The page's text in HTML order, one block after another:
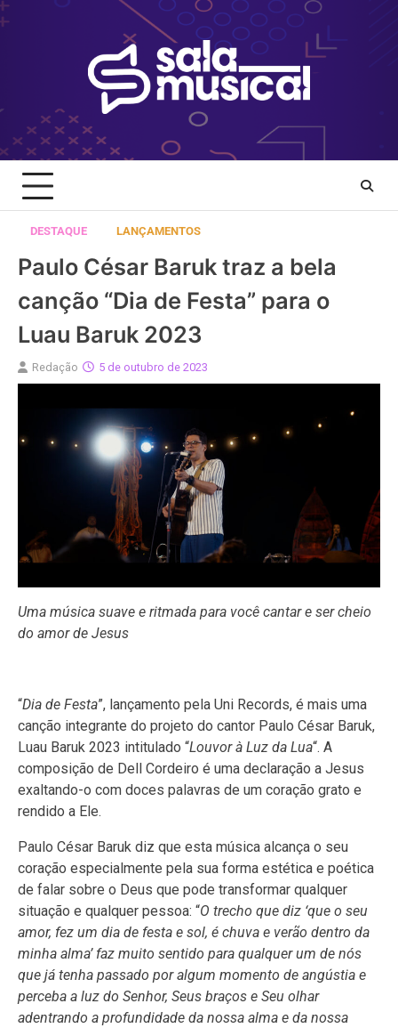
Skip
to
DESTAQUE LANÇAMENTOS
Paulo César Baruk traz a bela
canção “Dia de Festa” para o
Luau Baruk 2023
Redação 5 de outubro de 2023
Uma música suave e ritmada para você cantar e ser cheio
do amor de Jesus
“Dia de Festa”, lançamento pela Uni Records, é mais uma
canção integrante do projeto do cantor Paulo César Baruk,
Luau Baruk 2023 intitulado “Louvor à Luz da Lua“. A
composição de Dell Cordeiro é uma declaração a Jesus
exaltando-o com doces palavras de um coração grato e
rendido a Ele.
Paulo César Baruk diz que esta música alcança o seu
coração especialmente pela sua forma estética e poética
de falar sobre o Deus que pode transformar qualquer
situação e qualquer pessoa: “O trecho que diz ‘que o seu
amor, fez um dia de festa e sol, é chuva e verão dentro da
minha alma’ faz muito sentido para qualquer um de nós
que já tenha passado por algum momento de angústia e
perceba a luz do Senhor, Seus braços e Seu olhar
adentrando a profundidade da nossa alma e da nossa